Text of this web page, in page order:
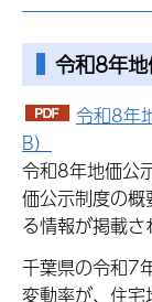
令和8年
令和8年
B）
令和8年地価公
価公示制度の
る情報が掲載さ
千葉県の令和7
変動率が、住